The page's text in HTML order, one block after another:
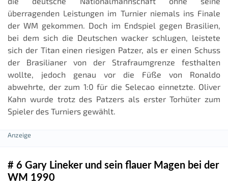
überragenden Leistungen im Turnier niemals ins Finale
der WM gekommen. Doch im Endspiel gegen Brasilien,
bei dem sich die Deutschen wacker schlugen, leistete
sich der Titan einen riesigen Patzer, als er einen Schuss
der Brasilianer von der Strafraumgrenze festhalten
wollte, jedoch genau vor die Füße von Ronaldo
abwehrte, der zum 1:0 für die Selecao einnetzte. Oliver
Kahn wurde trotz des Patzers als erster Torhüter zum
Spieler des Turniers gewählt.
# 6 Gary Lineker und sein flauer Magen bei der
WM 1990